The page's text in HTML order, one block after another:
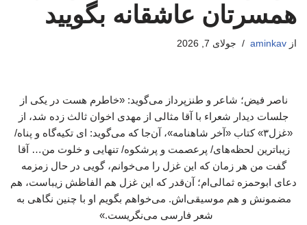
همسرتان عاشقانه بگویید
از aminkav جولای 7, 2026
ناصر فیض؛ شاعر و طنزپرداز می‌گوید: «خاطرم هست در یکی از
جلسات دیدار شعراء با آقا مثالی از مهدی اخوان ثالث زده شد، از
«غزل۳» کتاب «آخر شاهنامه»، آن‌جا که می‌گوید: ای تکیه‌گاه و پناه/
زیباترین لحظه‌های/ پرعصمت و پرشکوه/ تنهایی و خلوت من… آقا
گفت من هر زمان که این غزل را می‌خوانم، گویی در حال زمزمه
دعای ابوحمزه ثمالی‌ام؛ آن‌قدر که این غزل هم الفاظش زیباست، هم
مضمونش و هم موسیقی‌اش. می‌خواهم بگویم او با چنین نگاهی به
شعر فارسی می‌نگریست.»